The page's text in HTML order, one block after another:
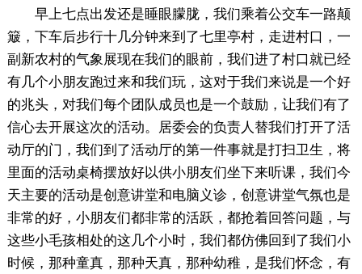
早上七点出发还是睡眼朦胧，我们乘着公交车一路颠
簸，下车后步行十几分钟来到了七里亭村，走进村口，一
副新农村的气象展现在我们的眼前，我们进了村口就已经
有几个小朋友跑过来和我们玩，这对于我们来说是一个好
的兆头，对我们每个团队成员也是一个鼓励，让我们有了
信心去开展这次的活动。居委会的负责人替我们打开了活
动厅的门，我们到了活动厅的第一件事就是打扫卫生，将
里面的活动桌椅摆放好以供小朋友们坐下来听课，我们今
天主要的活动是创意讲堂和电脑义诊，创意讲堂气氛也是
非常的好，小朋友们都非常的活跃，都抢着回答问题，与
这些小毛孩相处的这几个小时，我们都仿佛回到了我们小
时候，那种童真，那种天真，那种幼稚，是我们怀念，有